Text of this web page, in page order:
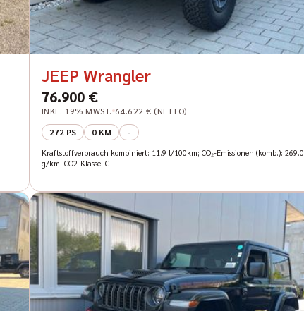
JEEP Wrangler
76.900 €
INKL. 19% MWST. 64.622 € (NETTO)
272 PS
0 KM -
Kraftstoffverbrauch kombiniert: 11.9 l/100km; CO₂-Emissionen (komb.): 269.0
g/km; CO2-Klasse: G